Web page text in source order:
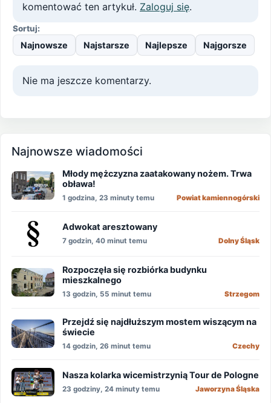
komentować ten artykuł. Zaloguj się.
Sortuj:
Najnowsze Najstarsze Najlepsze Najgorsze
Nie ma jeszcze komentarzy.
Najnowsze wiadomości
Młody mężczyzna zaatakowany nożem. Trwa
obława!
1 godzina, 23 minuty temu Powiat kamiennogórski
Adwokat aresztowany
7 godzin, 40 minut temu Dolny Śląsk
Rozpoczęła się rozbiórka budynku
mieszkalnego
13 godzin, 55 minut temu Strzegom
Przejdź się najdłuższym mostem wiszącym na
świecie
14 godzin, 26 minut temu Czechy
Nasza kolarka wicemistrzynią Tour de Pologne
23 godziny, 24 minuty temu Jaworzyna Śląska